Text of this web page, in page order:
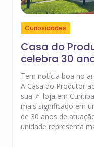
Curiosidades
Casa do
celebra 30
Tem notícia boa no
A Casa do Produtor
sua 7ª loja em
mais significado em
de 30 anos de
unidade representa